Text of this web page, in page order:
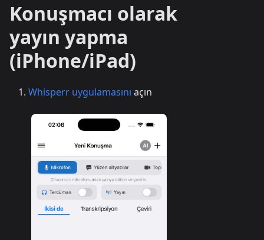
Konuşmacı olarak
yayın yapma
(iPhone/iPad)
Whisperr uygulamasını açın